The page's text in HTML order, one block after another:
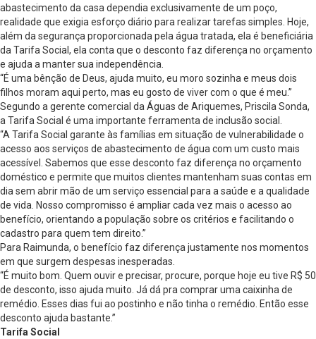
abastecimento da casa dependia exclusivamente de um poço,
realidade que exigia esforço diário para realizar tarefas simples. Hoje,
além da segurança proporcionada pela água tratada, ela é beneficiária
da Tarifa Social, ela conta que o desconto faz diferença no orçamento
e ajuda a manter sua independência.
“É uma bênção de Deus, ajuda muito, eu moro sozinha e meus dois
filhos moram aqui perto, mas eu gosto de viver com o que é meu.”
Segundo a gerente comercial da Águas de Ariquemes, Priscila Sonda,
a Tarifa Social é uma importante ferramenta de inclusão social.
“A Tarifa Social garante às famílias em situação de vulnerabilidade o
acesso aos serviços de abastecimento de água com um custo mais
acessível. Sabemos que esse desconto faz diferença no orçamento
doméstico e permite que muitos clientes mantenham suas contas em
dia sem abrir mão de um serviço essencial para a saúde e a qualidade
de vida. Nosso compromisso é ampliar cada vez mais o acesso ao
benefício, orientando a população sobre os critérios e facilitando o
cadastro para quem tem direito.”
Para Raimunda, o benefício faz diferença justamente nos momentos
em que surgem despesas inesperadas.
“É muito bom. Quem ouvir e precisar, procure, porque hoje eu tive R$ 50
de desconto, isso ajuda muito. Já dá pra comprar uma caixinha de
remédio. Esses dias fui ao postinho e não tinha o remédio. Então esse
desconto ajuda bastante.”
Tarifa Social